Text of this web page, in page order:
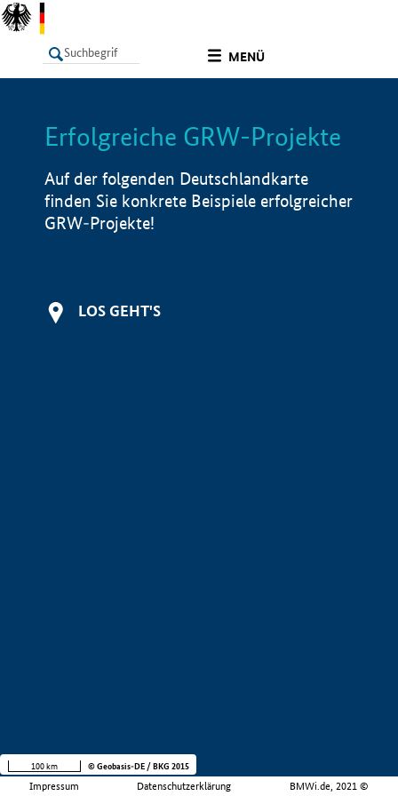
MENÜ
LISTE Info
Erfolgreiche GRW-Projekte
Auf der folgenden Deutschlandkarte
finden Sie konkrete Beispiele erfolgreicher
GRW-Projekte!
LOS GEHT'S
Impressum Datenschutzerklärung BMWi.de, 2021 ©
100 km © Geobasis-DE / BKG 2015